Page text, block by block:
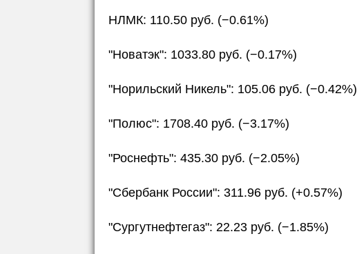
НЛМК: 110.50 руб. (−0.61%)
"Новатэк": 1033.80 руб. (−0.17%)
"Норильский Никель": 105.06 руб. (−0.42%)
"Полюс": 1708.40 руб. (−3.17%)
"Роснефть": 435.30 руб. (−2.05%)
"Сбербанк России": 311.96 руб. (+0.57%)
"Сургутнефтегаз": 22.23 руб. (−1.85%)